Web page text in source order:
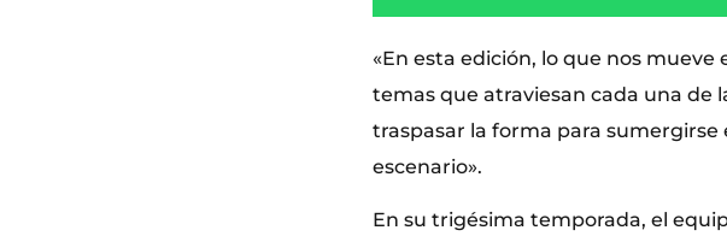
«En esta edición, lo que nos
temas que atraviesan cada una de
traspasar la forma para
escenario».
En su trigésima temporada, el